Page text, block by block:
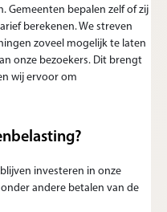
Gemeenten bepalen zelf of zij
berekenen. We streven
zoveel mogelijk te laten
onze bezoekers. Dit brengt
wij ervoor om
investeren in onze
andere betalen van de